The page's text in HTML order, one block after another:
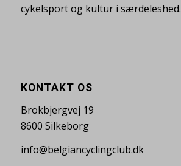
cykelsport og kultur i særdeleshed.
KONTAKT OS
Brokbjergvej 19
8600 Silkeborg
info@belgiancyclingclub.dk